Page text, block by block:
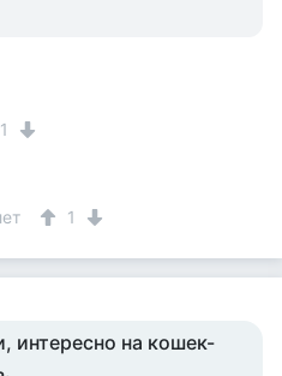
1
1
интересно на кошек-